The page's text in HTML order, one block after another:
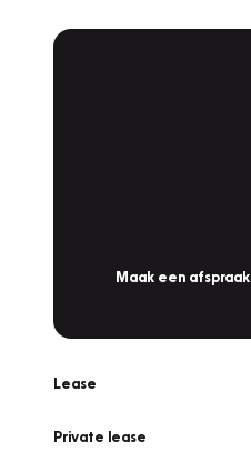
Maak een afspraak
Lease
Private lease